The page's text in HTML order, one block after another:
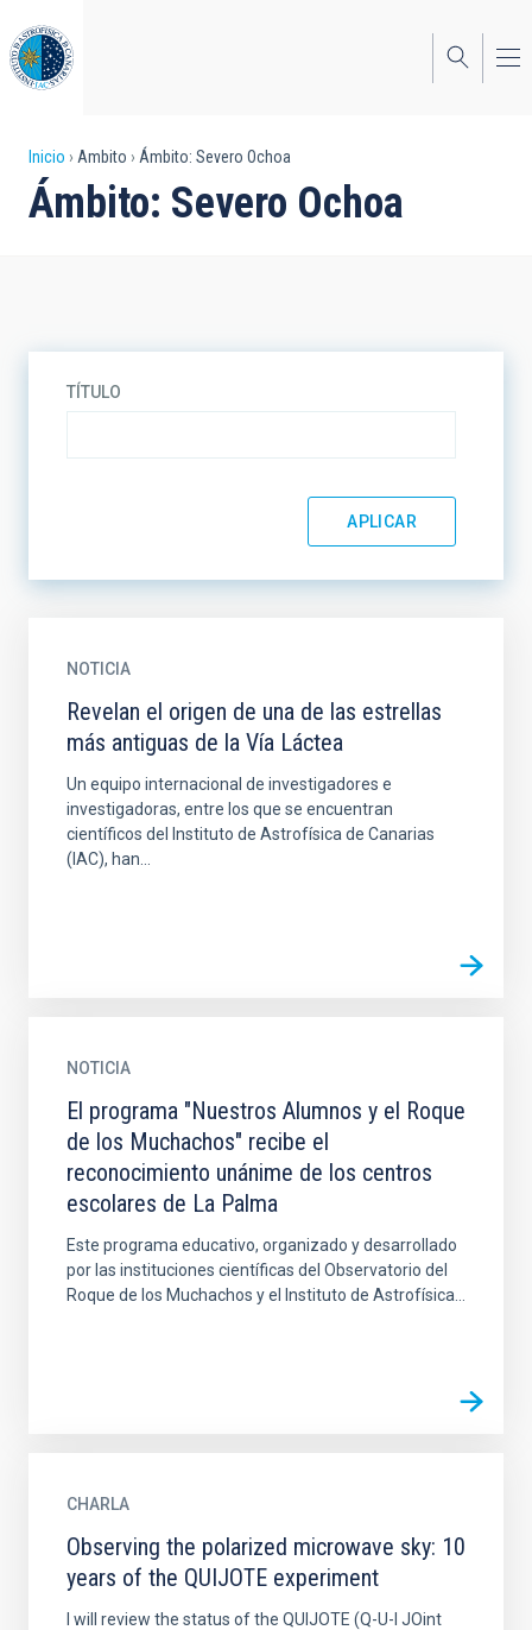
al
contenido
principal
Sobrescribir
enlaces
navegación
Inicio Ambito Ámbito: Severo Ochoa
Ámbito: Severo Ochoa
TÍTULO
NOTICIA
Revelan el origen de una de las estrellas
más antiguas de la Vía Láctea
Un equipo internacional de investigadores e
investigadoras, entre los que se encuentran
científicos del Instituto de Astrofísica de Canarias
(IAC), han...
NOTICIA
El programa "Nuestros Alumnos y el Roque
de los Muchachos" recibe el
reconocimiento unánime de los centros
escolares de La Palma
Este programa educativo, organizado y desarrollado
por las instituciones científicas del Observatorio del
Roque de los Muchachos y el Instituto de Astrofísica...
CHARLA
Observing the polarized microwave sky: 10
years of the QUIJOTE experiment
I will review the status of the QUIJOTE (Q-U-I JOint